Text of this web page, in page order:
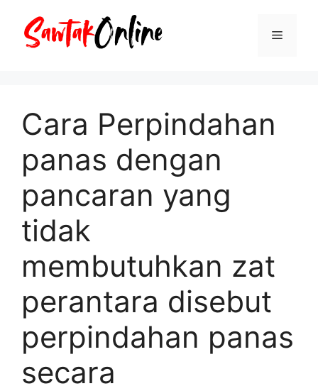
Menu
Cara Perpindahan
panas dengan
pancaran yang
tidak
membutuhkan zat
perantara disebut
perpindahan panas
secara